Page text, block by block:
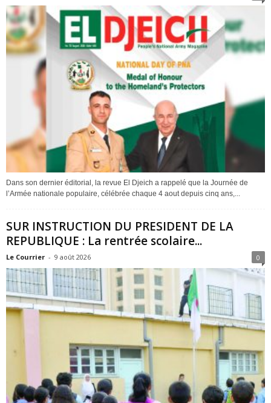
Dans son dernier éditorial, la revue El Djeich a rappelé que la Journée de
l’Armée nationale populaire, célébrée chaque 4 aout depuis cinq ans,...
SUR INSTRUCTION DU PRESIDENT DE LA
REPUBLIQUE : La rentrée scolaire...
Le Courrier - 9 août 2026 0